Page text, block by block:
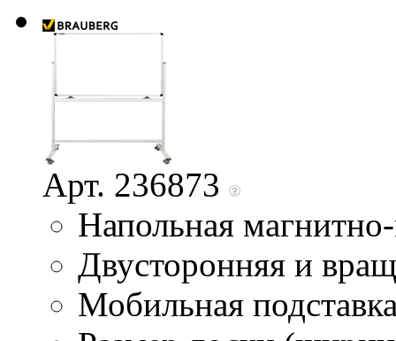
Арт. 236873
Напольная
Двусторонняя и
Мобильная